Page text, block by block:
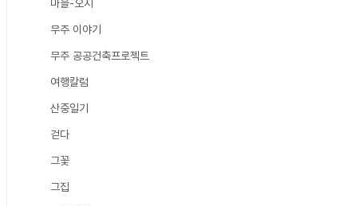
마을-오지
무주 이야기
무주 공공건축프로젝트
여행칼럼
산중일기
걷다
그꽃
그집